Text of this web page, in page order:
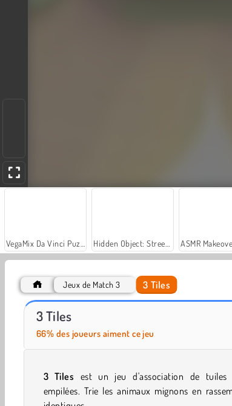
Car Parking City Duel
Jeux de Match 3 3 Tiles
3 Tiles
66% des joueurs aiment ce jeu
3 Tiles est un jeu d'association de tuiles
empilées. Trie les animaux mignons en